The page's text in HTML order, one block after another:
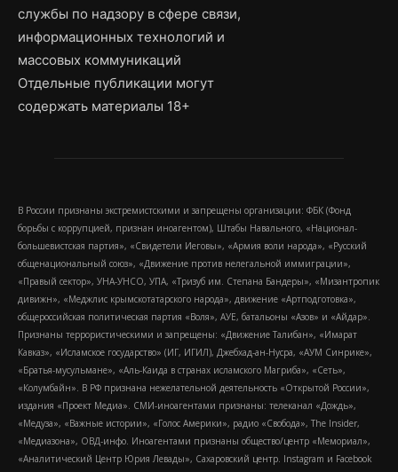
службы по надзору в сфере связи,
информационных технологий и
массовых коммуникаций
Отдельные публикации могут
содержать материалы 18+
В России признаны экстремистскими и запрещены организации: ФБК (Фонд
борьбы с коррупцией, признан иноагентом), Штабы Навального, «Национал-
большевистская партия», «Свидетели Иеговы», «Армия воли народа», «Русский
общенациональный союз», «Движение против нелегальной иммиграции»,
«Правый сектор», УНА-УНСО, УПА, «Тризуб им. Степана Бандеры», «Мизантропик
дивижн», «Меджлис крымскотатарского народа», движение «Артподготовка»,
общероссийская политическая партия «Воля», АУЕ, батальоны «Азов» и «Айдар».
Признаны террористическими и запрещены: «Движение Талибан», «Имарат
Кавказ», «Исламское государство» (ИГ, ИГИЛ), Джебхад-ан-Нусра, «АУМ Синрике»,
«Братья-мусульмане», «Аль-Каида в странах исламского Магриба», «Сеть»,
«Колумбайн». В РФ признана нежелательной деятельность «Открытой России»,
издания «Проект Медиа». СМИ-иноагентами признаны: телеканал «Дождь»,
«Медуза», «Важные истории», «Голос Америки», радио «Свобода», The Insider,
«Медиазона», ОВД-инфо. Иноагентами признаны общество/центр «Мемориал»,
«Аналитический Центр Юрия Левады», Сахаровский центр. Instagram и Facebook